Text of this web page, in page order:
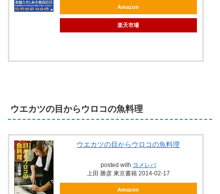
Amazon
楽天市場
ウエカツの目からウロコの魚料理
ウエカツの目からウロコの魚料理
posted with ヨメレバ
上田 勝彦 東京書籍 2014-02-17
Amazon